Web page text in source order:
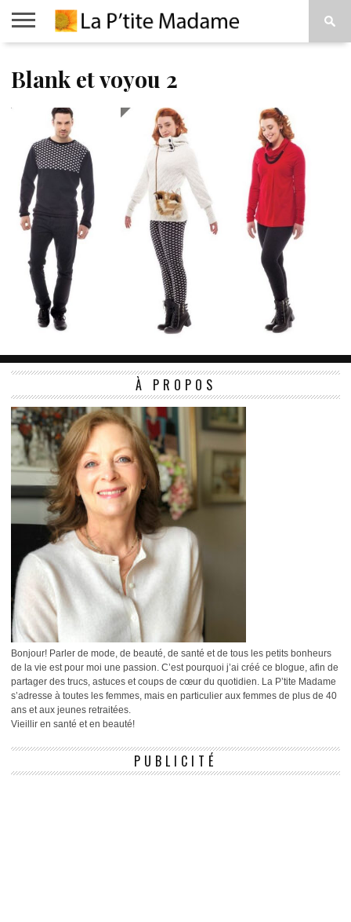
BEAUTÉ
MODE
DE
VIVRE
PROPOS
Blank et voyou 2
À PROPOS
Bonjour! Parler de mode, de beauté, de santé et de tous les petits bonheurs
de la vie est pour moi une passion. C’est pourquoi j’ai créé ce blogue, afin de
partager des trucs, astuces et coups de cœur du quotidien. La P’tite Madame
s’adresse à toutes les femmes, mais en particulier aux femmes de plus de 40
ans et aux jeunes retraitées.
Vieillir en santé et en beauté!
PUBLICITÉ